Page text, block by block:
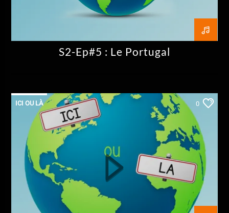
S2-Ep#5 : Le Portugal
ICI OU LÀ 0